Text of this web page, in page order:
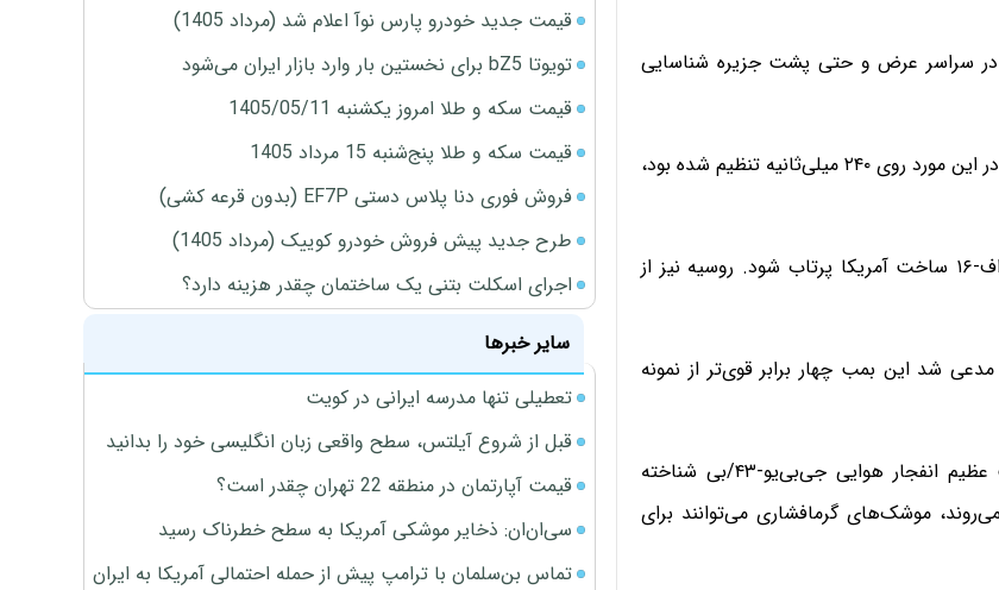
آثارش را در سراسر عرض و حتی پشت جزیره شناسایی
این مقام افزود: «انفجاری که معمولا طی ۲۵ میلی‌ثانیه رخ می‌دهد، در این مورد روی ۲۴۰ میلی‌ثانیه تنظیم شده بود،
بر اساس گزارش رسانه‌های دولتی، این سلاح می‌تواند از جنگنده اف-۱۶ ساخت آمریکا پرتاب شود. روسیه نیز از
و مدعی شد این بمب چهار برابر قوی‌تر از نمونه
سلاح آمریکایی به وزن ۲۱ هزار و ۶۰۰ پوند همچنین با نام بمب عظیم انفجار هوایی جی‌بی‌یو-۴۳/بی شناخته
موشک‌های گرمافشاری می‌توانند برای
قیمت جدید خودرو پارس نوآ اعلام شد (مرداد 1405)
تویوتا bZ5 برای نخستین بار وارد بازار ایران می‌شود
قیمت سکه و طلا امروز یکشنبه 1405/05/11
قیمت سکه و طلا پنج‌شنبه 15 مرداد 1405
فروش فوری دنا پلاس دستی EF7P (بدون قرعه کشی)
طرح جدید پیش فروش خودرو کوییک (مرداد 1405)
اجرای اسکلت بتنی یک ساختمان چقدر هزینه دارد؟
سایر خبرها
تعطیلی تنها مدرسه ایرانی در کویت
قبل از شروع آیلتس، سطح واقعی زبان انگلیسی خود را بدانید
قیمت آپارتمان در منطقه 22 تهران چقدر است؟
سی‌ان‌ان: ذخایر موشکی آمریکا به سطح خطرناک رسید
تماس بن‌سلمان با ترامپ پیش از حمله احتمالی آمریکا به ایران